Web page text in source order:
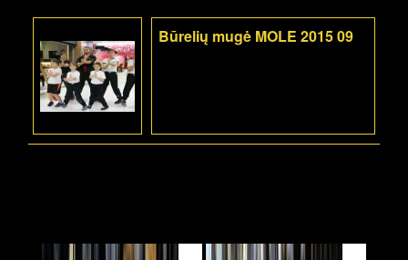
Būrelių mugė MOLE 2015 09